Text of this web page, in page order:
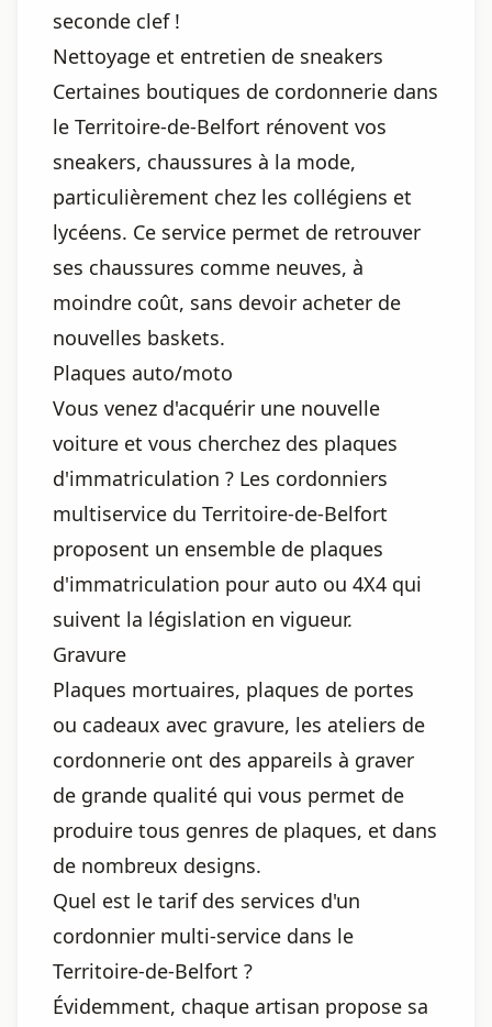
seconde clef !
Nettoyage et entretien de sneakers
Certaines boutiques de cordonnerie dans
le Territoire-de-Belfort rénovent vos
sneakers, chaussures à la mode,
particulièrement chez les collégiens et
lycéens. Ce service permet de retrouver
ses chaussures comme neuves, à
moindre coût, sans devoir acheter de
nouvelles baskets.
Plaques auto/moto
Vous venez d'acquérir une nouvelle
voiture et vous cherchez des plaques
d'immatriculation ? Les cordonniers
multiservice du Territoire-de-Belfort
proposent un ensemble de plaques
d'immatriculation pour auto ou 4X4 qui
suivent la législation en vigueur.
Gravure
Plaques mortuaires, plaques de portes
ou cadeaux avec gravure, les ateliers de
cordonnerie ont des appareils à graver
de grande qualité qui vous permet de
produire tous genres de plaques, et dans
de nombreux designs.
Quel est le tarif des services d'un
cordonnier multi-service dans le
Territoire-de-Belfort ?
Évidemment, chaque artisan propose sa